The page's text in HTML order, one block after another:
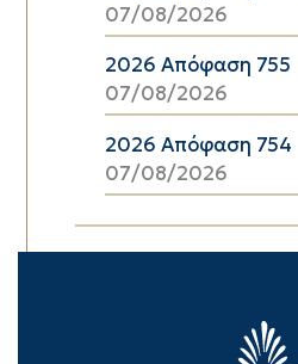
07/08/2026
2026 Απόφαση 755
07/08/2026
2026 Απόφαση 754
07/08/2026